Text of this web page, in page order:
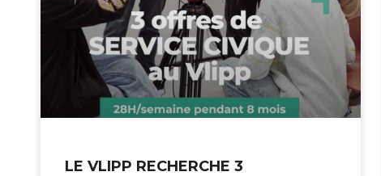
LE VLIPP RECHERCHE 3